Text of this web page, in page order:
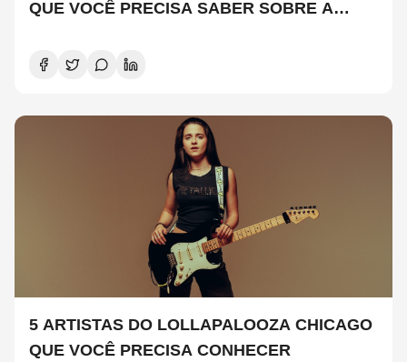
QUE VOCÊ PRECISA SABER SOBRE A
5 ARTISTAS DO LOLLAPALOOZA CHICAGO
QUE VOCÊ PRECISA CONHECER